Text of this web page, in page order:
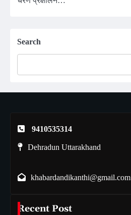
Search
9410535314
Dehradun Uttarakhand
khabardandikanthi@gmail.com
Recent Post